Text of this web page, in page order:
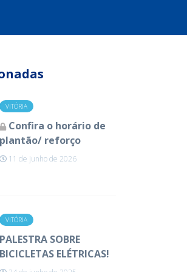
VITÓRIA
Confira o horário de
plantão/ reforço
11 de junho de 2026
VITÓRIA
PALESTRA SOBRE
BICICLETAS ELÉTRICAS!